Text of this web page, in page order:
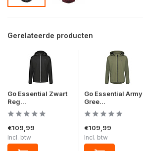
Gerelateerde producten
Go Essential Zwart
Reg...
€109,99
Incl. btw
Go Essential Army
Gree...
€109,99
Incl. btw